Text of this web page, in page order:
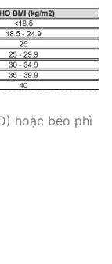
hoặc béo phì